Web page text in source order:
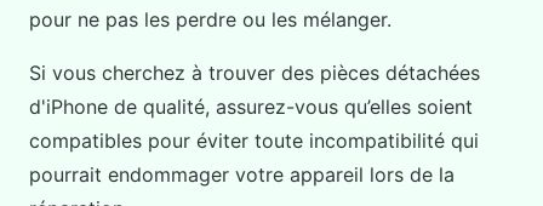
pour ne pas les perdre ou les mélanger.
Si vous cherchez à trouver des pièces détachées
d'iPhone de qualité, assurez-vous qu’elles soient
compatibles pour éviter toute incompatibilité qui
pourrait endommager votre appareil lors de la